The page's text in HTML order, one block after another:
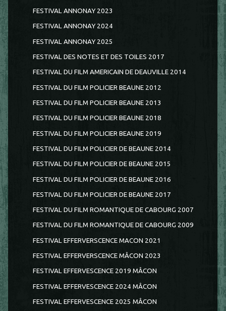
FESTIVAL ANNONAY 2023
FESTIVAL ANNONAY 2024
FESTIVAL ANNONAY 2025
FESTIVAL DES NOTES ET DES TOILES 2017
FESTIVAL DU FILM AMERICAIN DE DEAUVILLE 2014
FESTIVAL DU FILM POLICIER BEAUNE 2012
FESTIVAL DU FILM POLICIER BEAUNE 2013
FESTIVAL DU FILM POLICIER BEAUNE 2018
FESTIVAL DU FILM POLICIER BEAUNE 2019
FESTIVAL DU FILM POLICIER DE BEAUNE 2014
FESTIVAL DU FILM POLICIER DE BEAUNE 2015
FESTIVAL DU FILM POLICIER DE BEAUNE 2016
FESTIVAL DU FILM POLICIER DE BEAUNE 2017
FESTIVAL DU FILM ROMANTIQUE DE CABOURG 2007
FESTIVAL DU FILM ROMANTIQUE DE CABOURG 2009
FESTIVAL EFFERVERSCENCE MACON 2021
FESTIVAL EFFERVERSCENCE MÂCON 2023
FESTIVAL EFFERVESCENCE 2019 MÂCON
FESTIVAL EFFERVESCENCE 2024 MÂCON
FESTIVAL EFFERVESCENCE 2025 MÂCON